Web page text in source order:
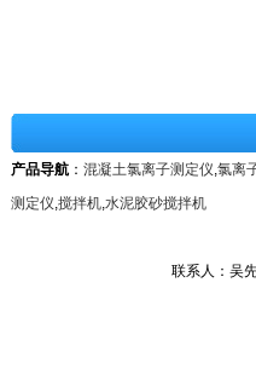
产品导航 ： 混凝土氯离子测定仪,氯离
测定仪,搅拌机,水泥胶砂搅拌机
联系人：吴